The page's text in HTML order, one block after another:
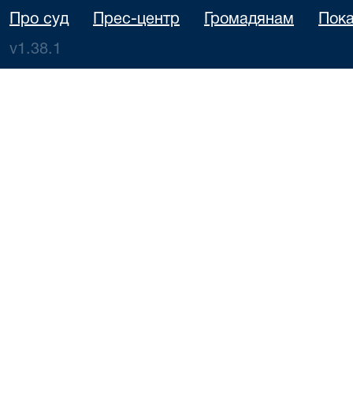
Про суд Прес-центр Громадянам
v1.38.1